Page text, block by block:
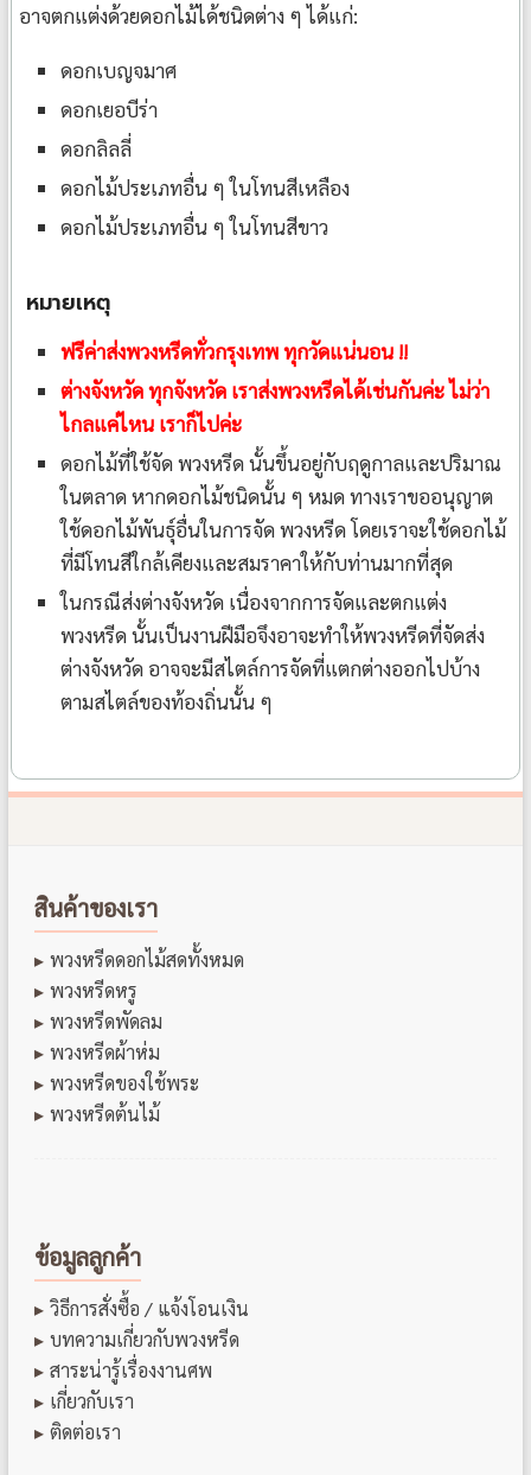
อาจตกแต่งด้วยดอกไม้ได้ชนิดต่าง ๆ ได้แก่:
ดอกเบญจมาศ
ดอกเยอบีร่า
ดอกลิลลี่
ดอกไม้ประเภทอื่น ๆ ในโทนสีเหลือง
ดอกไม้ประเภทอื่น ๆ ในโทนสีขาว
หมายเหตุ
ฟรีค่าส่งพวงหรีดทั่วกรุงเทพ ทุกวัดแน่นอน !!
ต่างจังหวัด ทุกจังหวัด เราส่งพวงหรีดได้เช่นกันค่ะ ไม่ว่า
ไกลแค่ไหน เราก็ไปค่ะ
ดอกไม้ที่ใช้จัด พวงหรีด นั้นขึ้นอยู่กับฤดูกาลและปริมาณ
ในตลาด หากดอกไม้ชนิดนั้น ๆ หมด ทางเราขออนุญาต
ใช้ดอกไม้พันธุ์อื่นในการจัด พวงหรีด โดยเราจะใช้ดอกไม้
ที่มีโทนสีใกล้เคียงและสมราคาให้กับท่านมากที่สุด
ในกรณีส่งต่างจังหวัด เนื่องจากการจัดและตกแต่ง
พวงหรีด นั้นเป็นงานฝีมือจึงอาจะทำให้พวงหรีดที่จัดส่ง
ต่างจังหวัด อาจจะมีสไตล์การจัดที่แตกต่างออกไปบ้าง
ตามสไตล์ของท้องถิ่นนั้น ๆ
สินค้าของเรา
พวงหรีดดอกไม้สดทั้งหมด
พวงหรีดหรู
พวงหรีดพัดลม
พวงหรีดผ้าห่ม
พวงหรีดของใช้พระ
พวงหรีดต้นไม้
ข้อมูลลูกค้า
วิธีการสั่งซื้อ / แจ้งโอนเงิน
บทความเกี่ยวกับพวงหรีด
สาระน่ารู้เรื่องงานศพ
เกี่ยวกับเรา
ติดต่อเรา